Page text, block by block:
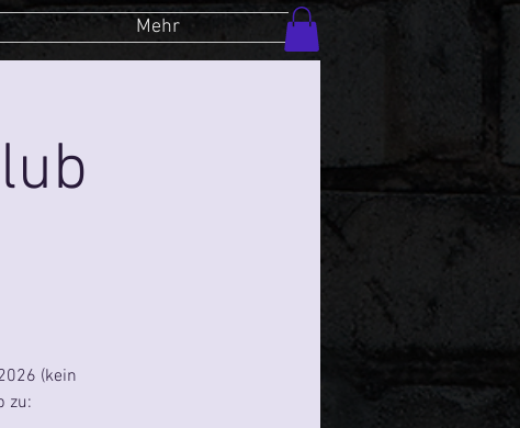
Mehr
(kein
zu: